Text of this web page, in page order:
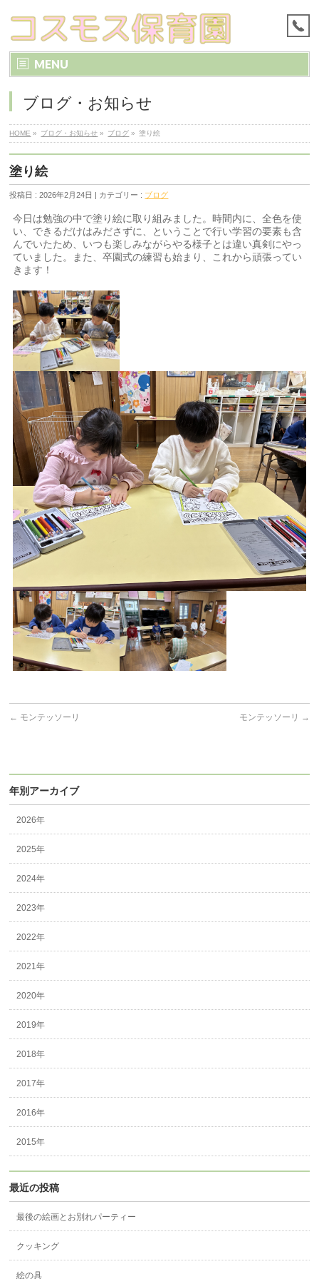
MENU
ブログ・お知らせ
HOME » ブログ・お知らせ » ブログ » 塗り絵
塗り絵
投稿日 : 2026年2月24日 | カテゴリー : ブログ
今日は勉強の中で塗り絵に取り組みました。時間内に、全色を使
い、できるだけはみださずに、ということで行い学習の要素も含
んでいたため、いつも楽しみながらやる様子とは違い真剣にやっ
ていました。また、卒園式の練習も始まり、これから頑張ってい
きます！
← モンテッソーリ モンテッソーリ →
年別アーカイブ
2026年
2025年
2024年
2023年
2022年
2021年
2020年
2019年
2018年
2017年
2016年
2015年
最近の投稿
最後の絵画とお別れパーティー
クッキング
絵の具